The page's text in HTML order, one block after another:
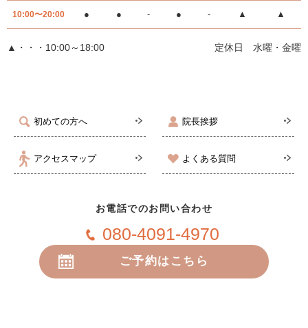
初めての方へ 院長挨拶
アクセスマップ よくある質問
10:00〜20:00 ● ● - ● - ▲ ▲
▲・・・10:00～18:00 定休日 水曜・金曜
お電話でのお問い合わせ
080-4091-4970
ご予約はこちら